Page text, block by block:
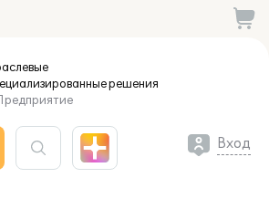
решения
Вход